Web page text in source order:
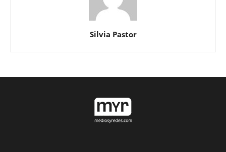
Silvia Pastor